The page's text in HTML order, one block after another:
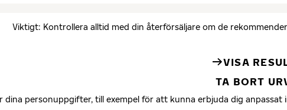
Viktigt: Kontrollera alltid med din återförsäljare om de
VISA
TA BORT
dina personuppgifter, till exempel för att kunna erbjuda dig